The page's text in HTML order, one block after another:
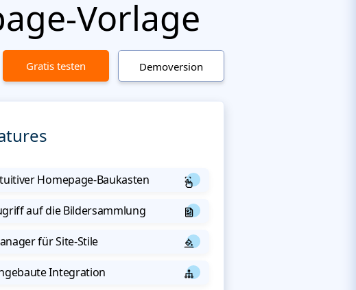
Vorlage
Gratis testen Demoversion
Homepage-Baukasten
auf die Bildersammlung
für Site-Stile
Integration